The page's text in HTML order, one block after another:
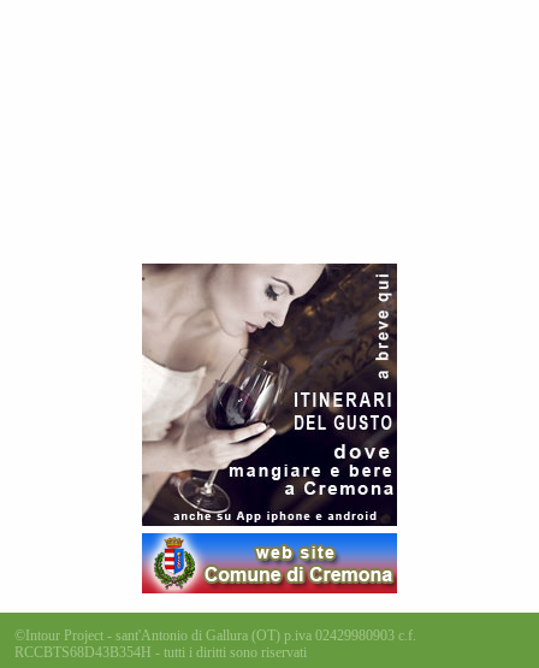
©Intour Project - sant'Antonio di Gallura (OT) p.iva 02429980903 c.f.
RCCBTS68D43B354H - tutti i diritti sono riservati